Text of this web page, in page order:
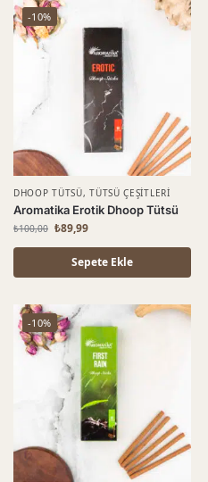
-10%
DHOOP TÜTSÜ,TÜTSÜ ÇEŞITLERI
Aromatika Erotik Dhoop Tütsü
₺100,00 ₺89,99
Sepete Ekle
-10%